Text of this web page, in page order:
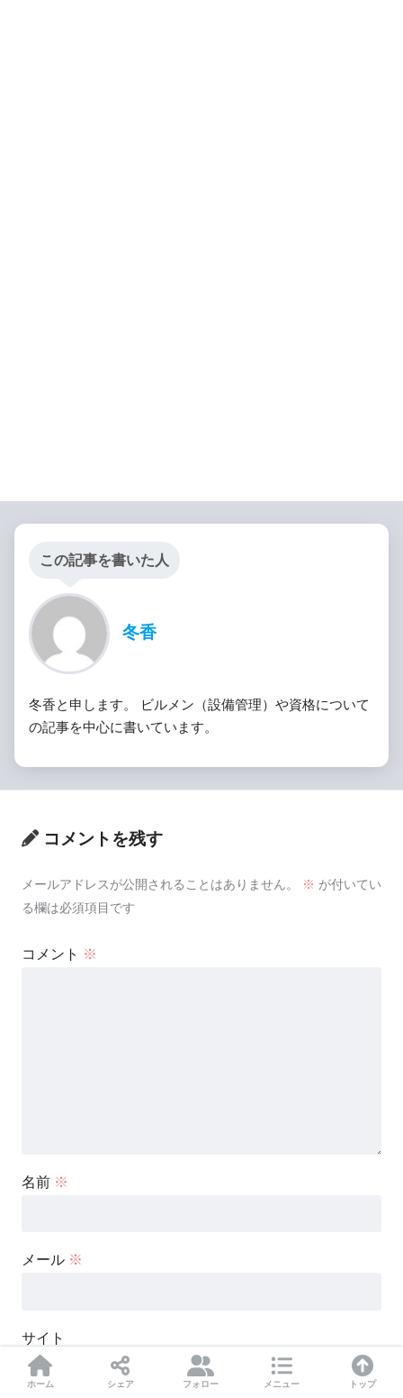
この記事を書いた人
冬香
冬香と申します。 ビルメン（設備管理）や資格について
の記事を中心に書いています。
コメントを残す
メールアドレスが公開されることはありません。 ※ が付いてい
る欄は必須項目です
コメント ※
名前 ※
メール ※
サイト
ホーム シェア フォロー メニュー トップ